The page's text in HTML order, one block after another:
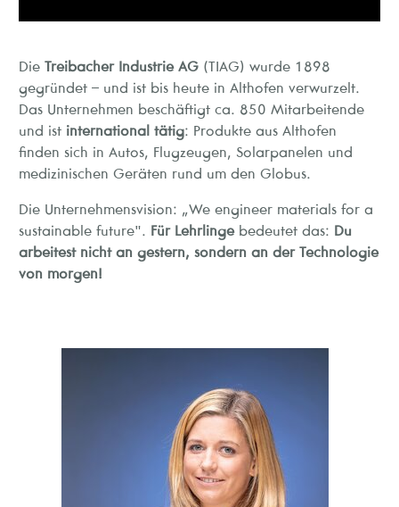
Die Treibacher Industrie AG (TIAG) wurde 1898
gegründet – und ist bis heute in Althofen verwurzelt.
Das Unternehmen beschäftigt ca. 850 Mitarbeitende
und ist international tätig: Produkte aus Althofen
finden sich in Autos, Flugzeugen, Solarpanelen und
medizinischen Geräten rund um den Globus.
Die Unternehmensvision: „We engineer materials for a
sustainable future". Für Lehrlingebedeutet das: Du
arbeitest nicht an gestern, sondern an der Technologie
von morgen!